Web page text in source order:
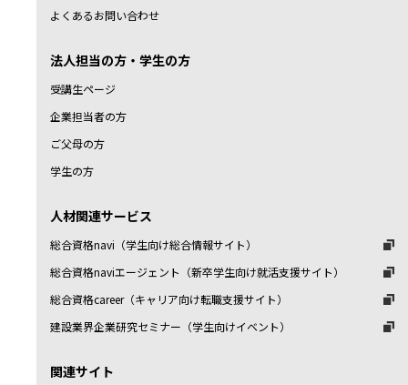
よくあるお問い合わせ
法人担当の方・学生の方
受講生ページ
企業担当者の方
ご父母の方
学生の方
人材関連サービス
総合資格navi（学生向け総合情報サイト）
総合資格naviエージェント（新卒学生向け就活支援サイト）
総合資格career（キャリア向け転職支援サイト）
建設業界企業研究セミナー（学生向けイベント）
関連サイト